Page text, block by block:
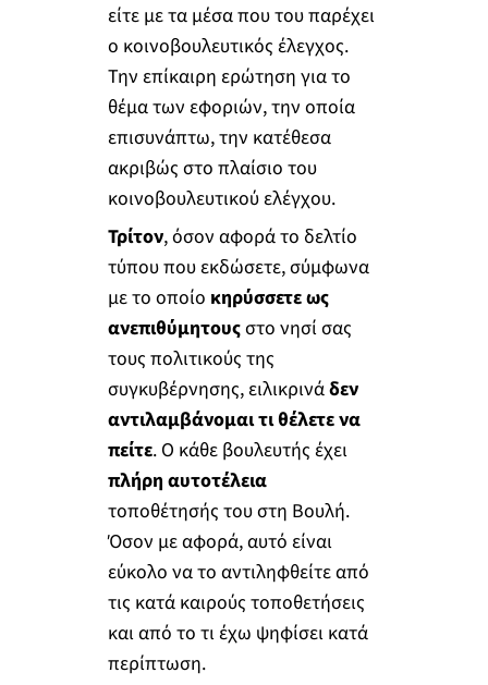
είτε με τα μέσα που του παρέχει
ο κοινοβουλευτικός έλεγχος.
Την επίκαιρη ερώτηση για το
θέμα των εφοριών, την οποία
επισυνάπτω, την κατέθεσα
ακριβώς στο πλαίσιο του
κοινοβουλευτικού ελέγχου.
Τρίτον, όσον αφορά το δελτίο
τύπου που εκδώσετε, σύμφωνα
με το οποίο κηρύσσετε ως
ανεπιθύμητουςστο νησί σας
τους πολιτικούς της
συγκυβέρνησης, ειλικρινάδεν
αντιλαμβάνομαι τι θέλετε να
πείτε. Ο κάθε βουλευτής έχει
πλήρη αυτοτέλεια
τοποθέτησής του στη Βουλή.
Όσον με αφορά, αυτό είναι
εύκολο να το αντιληφθείτε από
τις κατά καιρούς τοποθετήσεις
και από το τι έχω ψηφίσει κατά
περίπτωση.